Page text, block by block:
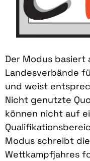
Der Modus basiert
Landesverbände
und weist
Nicht genutzte
können nicht auf
Modus schreibt
Wettkampfjahres